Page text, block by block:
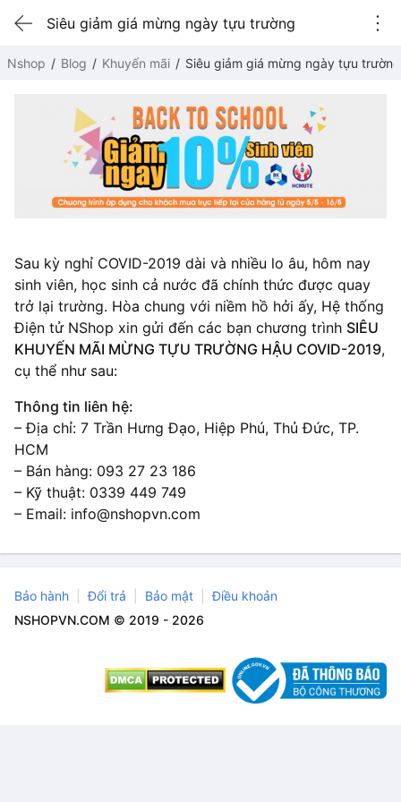
Siêu giảm giá mừng ngày tựu trường
Nshop Blog Khuyến mãi Siêu giảm giá mừng ngày tựu trường
Sau kỳ nghỉ COVID-2019 dài và nhiều lo âu, hôm nay
sinh viên, học sinh cả nước đã chính thức được quay
trở lại trường. Hòa chung với niềm hồ hởi ấy, Hệ thống
Điện tử NShop xin gửi đến các bạn chương trình SIÊU
KHUYẾN MÃI MỪNG TỰU TRƯỜNG HẬU COVID-2019,
cụ thể như sau:
Thông tin liên hệ:
– Địa chỉ: 7 Trần Hưng Đạo, Hiệp Phú, Thủ Đức, TP.
HCM
– Bán hàng: 093 27 23 186
– Kỹ thuật: 0339 449 749
– Email: info@nshopvn.com
Bảo hành Đổi trả Bảo mật
Điều khoản
NSHOPVN.COM © 2019 - 2026